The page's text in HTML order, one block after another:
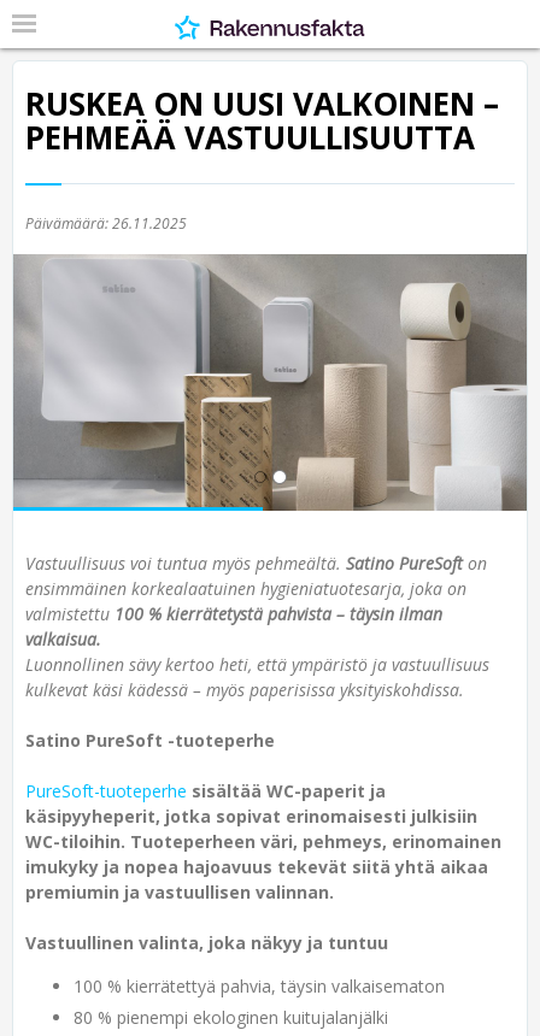
RUSKEA ON UUSI VALKOINEN –
PEHMEÄÄ VASTUULLISUUTTA
Päivämäärä:26.11.2025
Vastuullisuus voi tuntua myös pehmeältä. Satino PureSofton
ensimmäinen korkealaatuinen hygieniatuotesarja, joka on
valmistettu 100 % kierrätetystä pahvista – täysin ilman
valkaisua.
Luonnollinen sävy kertoo heti, että ympäristö ja vastuullisuus
kulkevat käsi kädessä – myös paperisissa yksityiskohdissa.
Satino PureSoft -tuoteperhe
PureSoft-tuoteperhe sisältää WC-paperit ja
käsipyyheperit, jotka sopivat erinomaisesti julkisiin
WC-tiloihin. Tuoteperheen väri, pehmeys, erinomainen
imukyky ja nopea hajoavuus tekevät siitä yhtä aikaa
premiumin ja vastuullisen valinnan.
Vastuullinen valinta, joka näkyy ja tuntuu
100 % kierrätettyä pahvia, täysin valkaisematon
80 % pienempi ekologinen kuitujalanjälki